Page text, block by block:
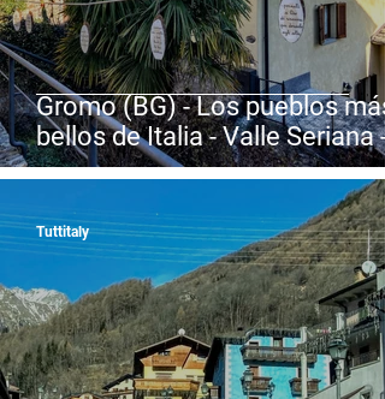
Gromo (BG) - Los pueblos más
bellos de Italia - Valle Seriana -
Lombardía
Tuttitaly